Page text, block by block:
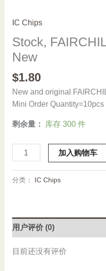
IC Chips
Stock,
New
$1.80
New and original
Mini Order Quantity=10pcs
剩余量： 库存 300 件
Stock,
FAIRCHILD,
New
加入购物车
分类： IC Chips
用户评价 (0)
目前还没有评价